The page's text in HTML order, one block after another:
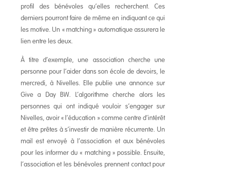
profil des bénévoles qu’elles recherchent. Ces
derniers pourront faire de même en indiquant ce qui
les motive. Un « matching » automatique assurera le
lien entre les deux.
À titre d’exemple, une association cherche une
personne pour l’aider dans son école de devoirs, le
mercredi, à Nivelles. Elle publie une annonce sur
Give a Day BW. L’algorithme cherche alors les
personnes qui ont indiqué vouloir s’engager sur
Nivelles, avoir « l’éducation » comme centre d’intérêt
et être prêtes à s’investir de manière récurrente. Un
mail est envoyé à l’association et aux bénévoles
pour les informer du « matching » possible. Ensuite,
l’association et les bénévoles prennent contact pour